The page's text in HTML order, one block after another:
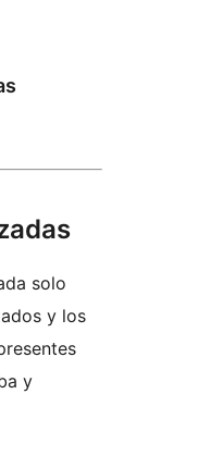
solo
y los
y